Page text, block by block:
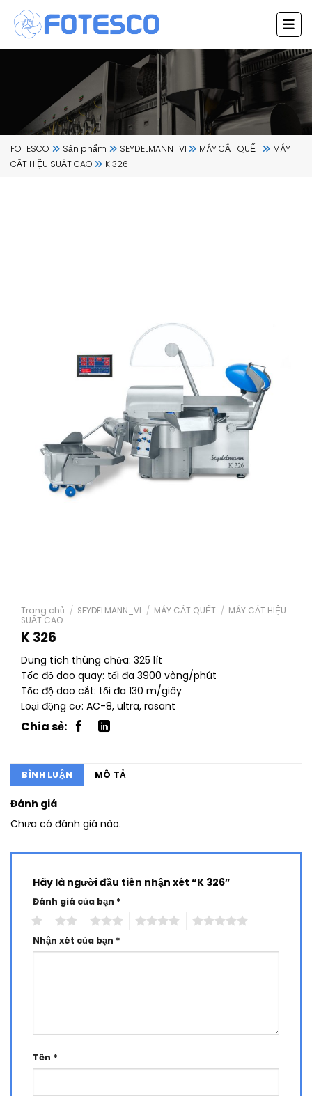
Chuyển
đến
dung
FOTESCO Sản phẩm SEYDELMANN_VI MÁY CẮT QUẾT
MÁY
CẮT HIỆU SUẤT CAO
K 326
Trang chủ / SEYDELMANN_VI / MÁY CẮT QUẾT / MÁY CẮT HIỆU
SUẤT CAO
K 326
Dung tích thùng chứa: 325 lít
Tốc độ dao quay: tối đa 3900 vòng/phút
Tốc độ dao cắt: tối đa 130 m/giây
Loại động cơ: AC-8, ultra, rasant
BÌNH LUẬN MÔ TẢ
Đánh giá
Chưa có đánh giá nào.
Hãy là người đầu tiên nhận xét “K 326”
Đánh giá của bạn *
Nhận xét của bạn *
Tên *